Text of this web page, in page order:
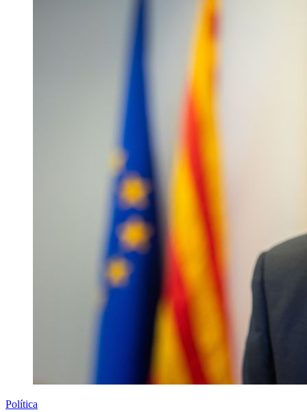
Política